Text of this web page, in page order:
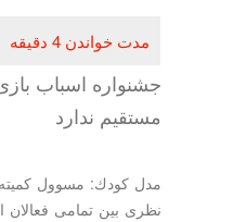
جشنواره اسباب
مستقیم ندارد
مدل كودك: مسوول
نظری بین تمامی فعالان